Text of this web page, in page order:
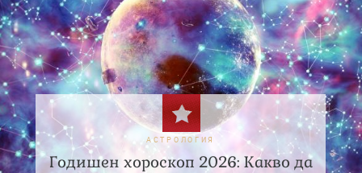
АСТРОЛОГИЯ
Годишен хороскоп 2026: Какво да